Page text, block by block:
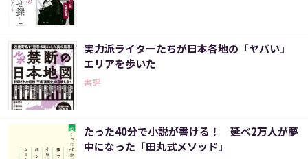
実力派ライターたちが日本各地の「ヤバい」
エリアを歩いた
書評
たった40分で小説が書ける！ 延べ2万人が夢
中になった「田丸式メソッド」